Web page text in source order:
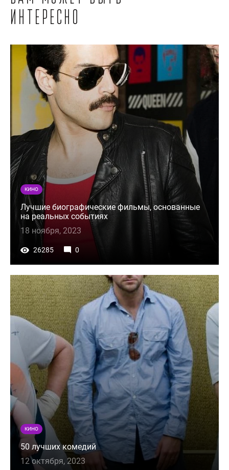
интересно
КИНО
Лучшие биографические фильмы, основанные
на реальных событиях
18 ноября, 2023
26285 0
КИНО
50 лучших комедий
12 октября, 2023